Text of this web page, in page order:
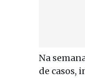
Na
de casos,